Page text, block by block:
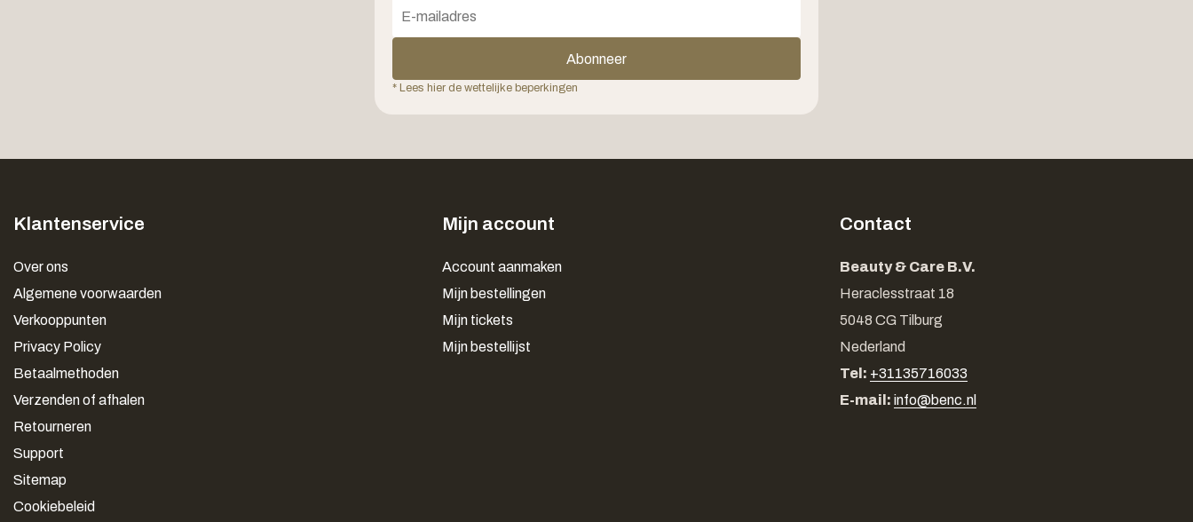
Abonneer
* Lees hier de wettelijke beperkingen
Klantenservice
Over ons
Algemene voorwaarden
Verkooppunten
Privacy Policy
Betaalmethoden
Verzenden of afhalen
Retourneren
Support
Sitemap
Cookiebeleid
Mijn account
Account aanmaken
Mijn bestellingen
Mijn tickets
Mijn bestellijst
Contact
Beauty & Care B.V.
Heraclesstraat 18
5048 CG Tilburg
Nederland
Tel: +31135716033
E-mail: info@benc.nl